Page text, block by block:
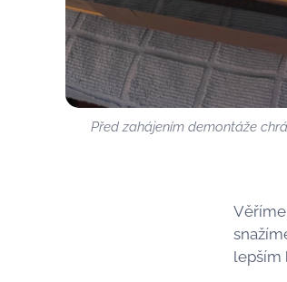
Před zahájením demontáže
lepším